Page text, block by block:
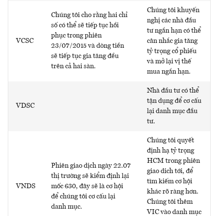
VCSC
Chúng tôi cho rằng hai chỉ
số có thể sẽ tiếp tục hồi
phục trong phiên
23/07/2015 và dòng tiền
sẽ tiếp tục gia tăng đều
trên cả hai sàn.
Chúng tôi khuyến
nghị các nhà đầu
tư ngắn hạn có thể
cân nhắc gia tăng
tỷ trọng cổ phiếu
và mở lại vị thế
mua ngắn hạn.
VDSC
Nhà đầu tư có thể
tận dụng để cơ cấu
lại danh mục đầu
tư.
VNDS
Phiên giao dịch ngày 22.07
thị trường sẽ kiểm định lại
mốc 630, đây sẽ là cơ hội
để chúng tôi cơ cấu lại
danh mục.
Chúng tôi quyết
định hạ tỷ trọng
HCM trong phiên
giao dich tới, để
tìm kiếm cơ hội
khác rõ ràng hơn.
Chúng tôi thêm
VIC vào danh mục